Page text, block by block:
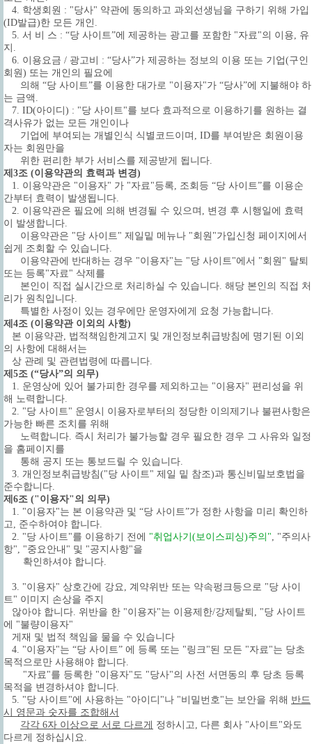
4. 학생회원 : "당사" 약관에 동의하고 과외선생님을 구하기 위해 가입
(ID발급)한 모든 개인.
5. 서 비 스 : “당 사이트”에 제공하는 광고를 포함한 "자료"의 이용, 유
지.
6. 이용요금 / 광고비 : “당사”가 제공하는 정보의 이용 또는 기업(구인
회원) 또는 개인의 필요에
의해 “당 사이트”를 이용한 대가로 "이용자"가 “당사”에 지불해야 하
는 금액.
7. ID(아이디) : "당 사이트"를 보다 효과적으로 이용하기를 원하는 결
격사유가 없는 모든 개인이나
기업에 부여되는 개별인식 식별코드이며, ID를 부여받은 회원이용
자는 회원만을
위한 편리한 부가 서비스를 제공받게 됩니다.
제3조 (이용약관의 효력과 변경)
1. 이용약관은 "이용자" 가 "자료"등록, 조회등 “당 사이트”를 이용순
간부터 효력이 발생됩니다.
2. 이용약관은 필요에 의해 변경될 수 있으며, 변경 후 시행일에 효력
이 발생합니다.
이용약관은 "당 사이트" 제일밑 메뉴나 "회원"가입신청 페이지에서
쉽게 조회할 수 있습니다.
이용약관에 반대하는 경우 "이용자"는 "당 사이트"에서 "회원" 탈퇴
또는 등록"자료" 삭제를
본인이 직접 실시간으로 처리하실 수 있습니다. 해당 본인의 직접 처
리가 원칙입니다.
특별한 사정이 있는 경우에만 운영자에게 요청 가능합니다.
제4조 (이용약관 이외의 사항)
본 이용약관, 법적책임한계고지 및 개인정보취급방침에 명기된 이외
의 사항에 대해서는
상 관례 및 관련법령에 따릅니다.
제5조 (“당사”의 의무)
1. 운영상에 있어 불가피한 경우를 제외하고는 "이용자" 편리성을 위
해 노력합니다.
2. "당 사이트" 운영시 이용자로부터의 정당한 이의제기나 불편사항은
가능한 빠른 조치를 위해
노력합니다. 즉시 처리가 불가능할 경우 필요한 경우 그 사유와 일정
을 홈페이지를
통해 공지 또는 통보드릴 수 있습니다.
3. 개인정보취급방침("당 사이트" 제일 밑 참조)과 통신비밀보호법을
준수합니다.
제6조 ("이용자"의 의무)
1. "이용자"는 본 이용약관 및 “당 사이트”가 정한 사항을 미리 확인하
고, 준수하여야 합니다.
2. "당 사이트"를 이용하기 전에 "취업사기(보이스피싱)주의", "주의사
항", "중요안내" 및 "공지사항"을
확인하셔야 합니다.
3. "이용자" 상호간에 강요, 계약위반 또는 약속펑크등으로 "당 사이
트" 이미지 손상을 주지
않아야 합니다. 위반을 한 "이용자"는 이용제한/강제탈퇴, "당 사이트
에 "불량이용자"
게재 및 법적 책임을 물을 수 있습니다
4. "이용자"는 “당 사이트” 에 등록 또는 "링크"된 모든 "자료"는 당초
목적으로만 사용해야 합니다.
"자료"를 등록한 "이용자"도 "당사"의 사전 서면동의 후 당초 등록
목적을 변경하셔야 합니다.
5. "당 사이트"에 사용하는 "아이디"나 "비밀번호"는 보안을 위해 반드
시 영문과 숫자를 조합해서
각각 6자 이상으로 서로 다르게
정하시고, 다른 회사 "사이트"와도
다르게 정하십시요.